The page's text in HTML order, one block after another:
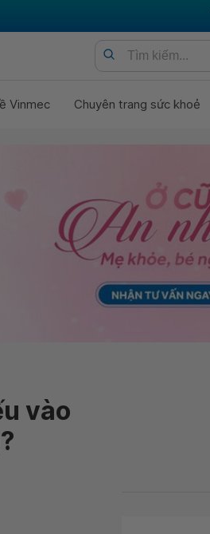
Vinmec Chuyên trang sức khoẻ
vào